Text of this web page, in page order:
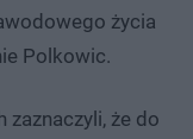
życia
Polkowic.
zaznaczyli, że do